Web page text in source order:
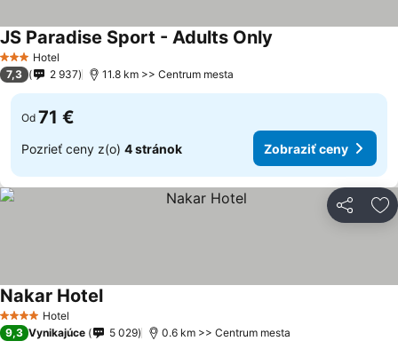
3 Počet hviezdičiek
Hotel
JS Paradise Sport - Adults Only
7,3 2 937 11.8 km >> Centrum mesta
Od 71 €
Pozrieť ceny z(o) 4 stránok Zobraziť ceny
Zdieľať
4 Počet hviezdičiek
Hotel
Nakar Hotel
9,3 Vynikajúce 5 029 0.6 km >> Centrum mesta